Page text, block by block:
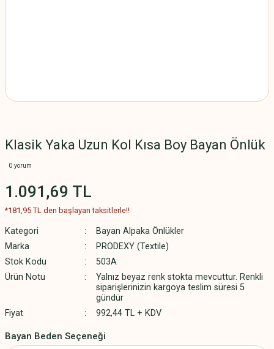
Klasik Yaka Uzun Kol Kısa Boy Bayan Önlük
0 yorum
1.091,69 TL
*181,95 TL den başlayan taksitlerle!!
Kategori
Bayan Alpaka Önlükler
Marka
PRODEXY (Textile)
Stok Kodu
503A
Ürün Notu
Yalnız beyaz renk stokta mevcuttur. Renkli
siparişlerinizin kargoya teslim süresi 5
gündür
Fiyat
992,44 TL + KDV
Bayan Beden Seçeneği